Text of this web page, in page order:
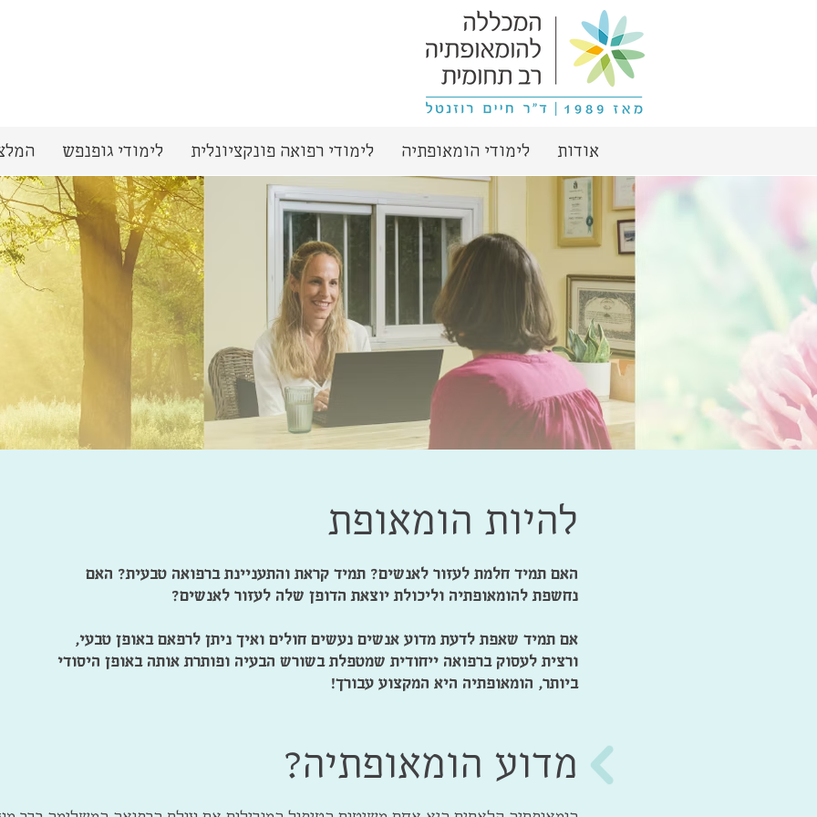
אודות לימודי הומאופתיה לימודי רפואה פונקציונלית לימודי גופנפש
להיות הומאופת
האם תמיד חלמת לעזור לאנשים? תמיד קראת והתעניינת ברפואה טבעית? האם
נחשפת להומאופתיה וליכולת יוצאת הדופן שלה לעזור לאנשים?
אם תמיד שאפת לדעת מדוע אנשים נעשים חולים ואיך ניתן לרפאם באופן טבעי,
ורצית לעסוק ברפואה ייחודית שמטפלת בשורש הבעיה ופותרת אותה באופן היסודי
ביותר, הומאופתיה היא המקצוע עבורך!
מדוע הומאופתיה?